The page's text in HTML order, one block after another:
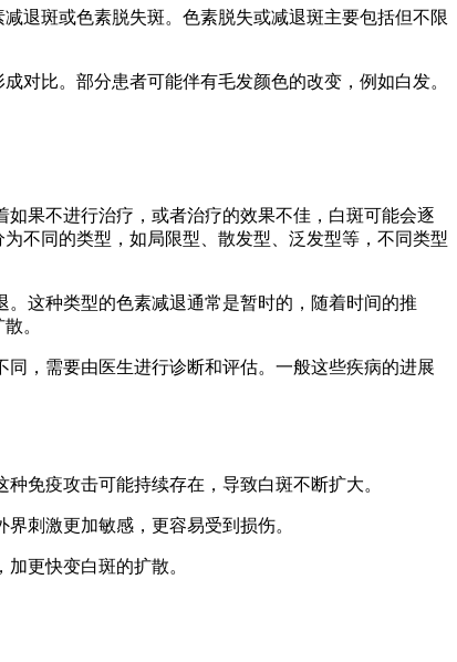
退斑或色素脱失斑。色素脱失或减退斑主要包括但不限
对比。部分患者可能伴有毛发颜色的改变，例如白发。
果不进行治疗，或者治疗的效果不佳，白斑可能会逐
不同的类型，如局限型、散发型、泛发型等，不同类型
这种类型的色素减退通常是暂时的，随着时间的推
。
，需要由医生进行诊断和评估。一般这些疾病的进展
免疫攻击可能持续存在，导致白斑不断扩大。
刺激更加敏感，更容易受到损伤。
更快变白斑的扩散。